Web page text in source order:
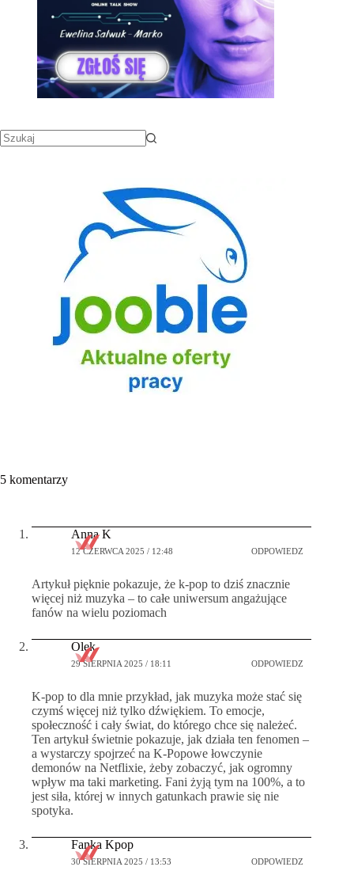
5 komentarzy
Anna K
12 CZERWCA 2025 / 12:48 ODPOWIEDZ
Artykuł pięknie pokazuje, że k‑pop to dziś znacznie
więcej niż muzyka – to całe uniwersum angażujące
fanów na wielu poziomach
Olek
29 SIERPNIA 2025 / 18:11 ODPOWIEDZ
K-pop to dla mnie przykład, jak muzyka może stać się
czymś więcej niż tylko dźwiękiem. To emocje,
społeczność i cały świat, do którego chce się należeć.
Ten artykuł świetnie pokazuje, jak działa ten fenomen –
a wystarczy spojrzeć na K-Popowe łowczynie
demonów na Netflixie, żeby zobaczyć, jak ogromny
wpływ ma taki marketing. Fani żyją tym na 100%, a to
jest siła, której w innych gatunkach prawie się nie
spotyka.
Fanka Kpop
30 SIERPNIA 2025 / 13:53 ODPOWIEDZ